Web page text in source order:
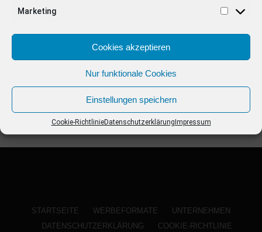
Marketing
Cookies akzeptieren
Nur funktionale Cookies
Einstellungen speichern
Cookie-RichtlinieDatenschutzerklärung Impressum
STARTSEITE WERBEFORMATE
UNTERNEHMEN
DATENSCHUTZERKLÄRUNG
COOKIE-RICHTLINIE